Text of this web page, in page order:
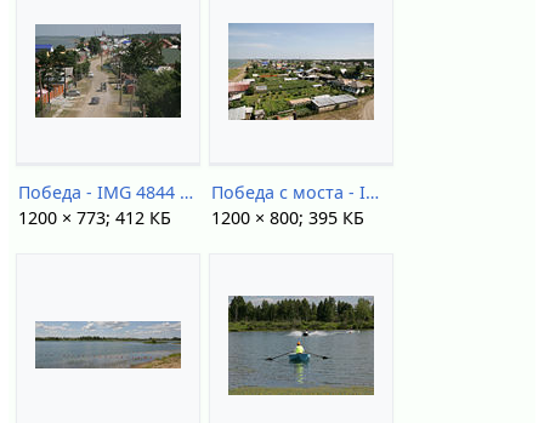
Победа - IMG 4844 1.jpg
1200 × 773; 412 КБ
Победа с моста - IMG 4824 1.jpg
1200 × 800; 395 КБ